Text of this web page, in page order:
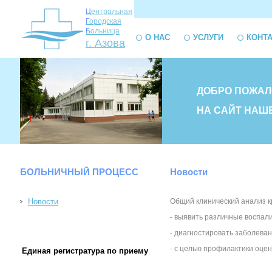
Центральная
Городская
Больница
г. Азова О НАС УСЛУГИ
ДОБРО
НА САЙТ
БОЛЬНИЧНЫЙ ПРОЦЕСС
Новости
Единая регистратура по приему
Новости
Общий клинический анализ
- выявить различные
- диагностировать
- с целью профилактики